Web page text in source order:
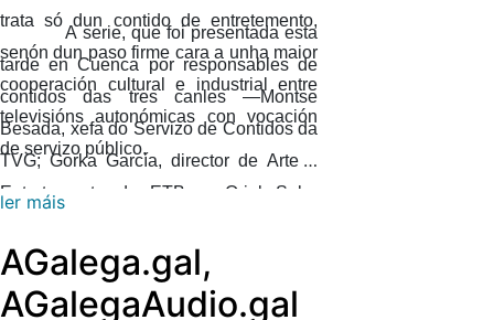
trata só dun contido de entretemento,
senón dun paso firme cara a unha maior
cooperación cultural e industrial entre
televisións autonómicas con vocación
de servizo público.
A serie, que foi presentada esta
tarde en Cuenca por responsables de
contidos das tres canles —Montse
Besada, xefa do Servizo de Contidos da
TVG; Gorka García, director de Arte e
Entretemento de ETB; e Oriol Sala-
e Cinema de 3CAT—, ten como punto
de partida un grupo de aparentemente
ler máis
AGalega.gal,
AGalegaAudio.gal